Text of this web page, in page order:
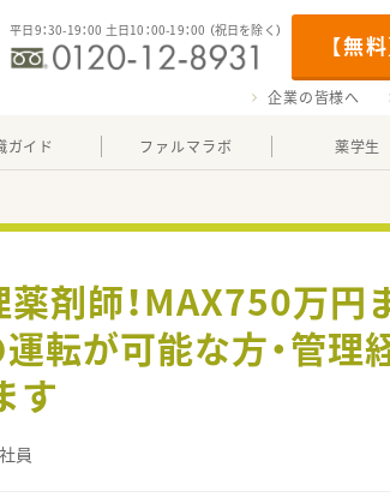
【無
平日9：30-19：00 土日10：00-19：00 （祝日を除く）
企業の皆様へ
ガイド ファルマラボ 薬学生
薬剤師！MAX750万
転が可能な方・管理
す
員